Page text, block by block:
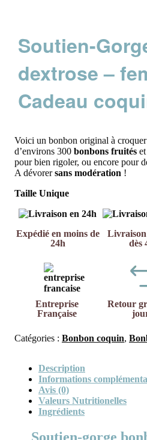
Soutien-
dextrose –
Cadeau
Voici un bonbon original à
d’environs 300 bonbons fruités et
pour bien rigoler, ou encore pour
A dévorersans modération !
Taille Unique
Expédié en moins de
24h
dès
Entreprise
Française
Retour
Catégories : Bonbon coquin,
Description
Informations
Avis (0)
Valeurs Nutritionelles
Ingrédients